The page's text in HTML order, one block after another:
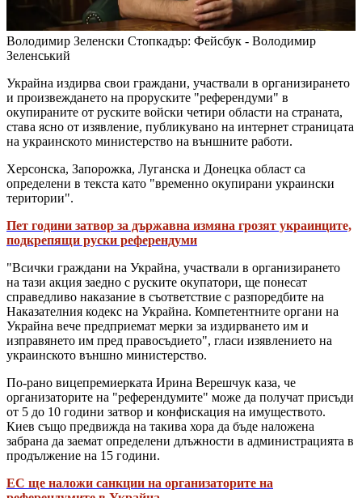
Володимир Зеленски Стопкадър: Фейсбук - Володимир
Зеленський
Украйна издирва свои граждани, участвали в организирането
и произвеждането на проруските "референдуми" в
окупираните от руските войски четири области на страната,
става ясно от изявление, публикувано на интернет страницата
на украинското министерство на външните работи.
Херсонска, Запорожка, Луганска и Донецка област са
определени в текста като "временно окупирани украински
територии".
Пет години затвор за държавна измяна грозят украинците,
подкрепящи руски референдуми
"Всички граждани на Украйна, участвали в организирането
на тази акция заедно с руските окупатори, ще понесат
справедливо наказание в съответствие с разпоредбите на
Наказателния кодекс на Украйна. Компетентните органи на
Украйна вече предприемат мерки за издирването им и
изправянето им пред правосъдието", гласи изявлението на
украинското външно министерство.
По-рано вицепремиерката Ирина Верешчук каза, че
организаторите на "референдумите" може да получат присъди
от 5 до 10 години затвор и конфискация на имуществото.
Киев също предвижда на такива хора да бъде наложена
забрана да заемат определени длъжности в администрацията в
продължение на 15 години.
ЕС ще наложи санкции на организаторите на